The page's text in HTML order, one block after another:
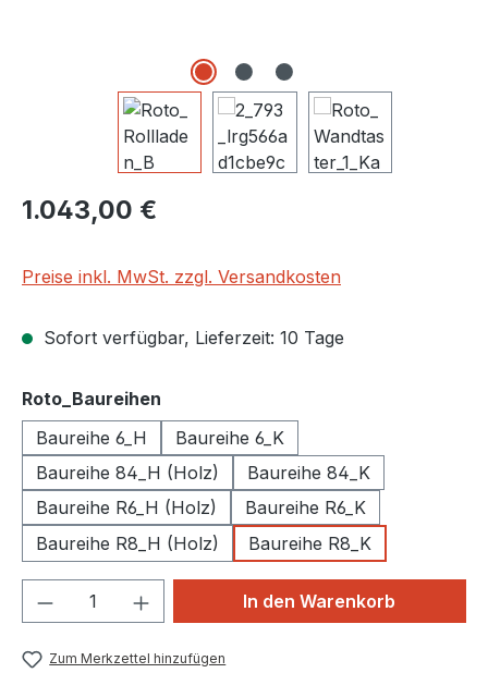
Regulärer Preis:
1.043,00 €
Preise inkl. MwSt. zzgl. Versandkosten
Sofort verfügbar, Lieferzeit: 10 Tage
Roto_Baureihen
Baureihe 6_H
Baureihe 6_K
Baureihe 84_H (Holz)
Baureihe 84_K
Baureihe R6_H (Holz)
Baureihe R6_K
Baureihe R8_H (Holz)
Baureihe R8_K
Produkt Anzahl: Gib denIn den Warenkorb
Zum Merkzettel hinzufügen